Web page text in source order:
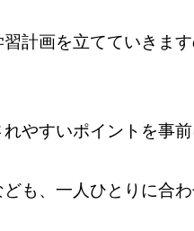
計画を立てていきます
やすいポイントを事
も、一人ひとりに合